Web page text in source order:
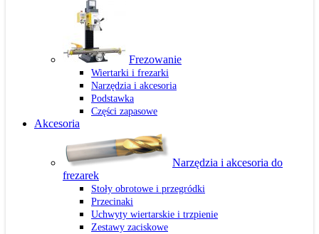
Frezowanie
Wiertarki i frezarki
Narzędzia i akcesoria
Podstawka
Części zapasowe
Akcesoria
Narzędzia i akcesoria do
frezarek
Stoły obrotowe i przegródki
Przecinaki
Uchwyty wiertarskie i trzpienie
Zestawy zaciskowe